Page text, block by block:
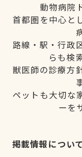
動物病院
首都圏を中心と
路線・駅・行政
らも検
獣医師の診療方
ペットも大切な
ーを
掲載情報について